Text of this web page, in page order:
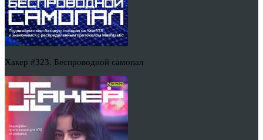
Хакер #323. Беспроводной самопал